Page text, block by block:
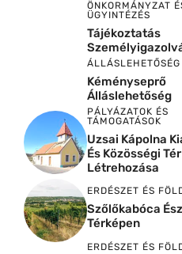
ÖNKORMÁNYZAT
ÜGYINTÉZÉS
Tájékoztatás
ÁLLÁSLEHETŐSÉG
Kéményseprő
Álláslehetőség
PÁLYÁZATOK ÉS
TÁMOGATÁSOK
Uzsai Kápolna
És Közösségi Tér
Létrehozása
ERDÉSZET ÉS
Szőlőkabóca
Térképen
ERDÉSZET ÉS